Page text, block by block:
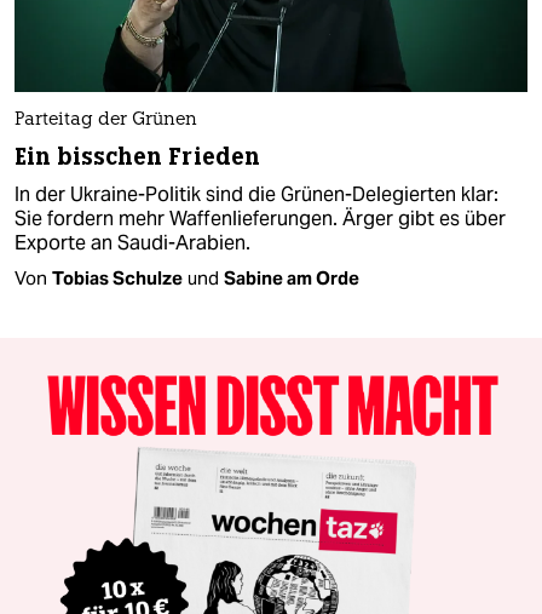
Parteitag der Grünen
Ein bisschen Frieden
In der Ukraine-Politik sind die Grünen-Delegierten klar:
Sie fordern mehr Waffenlieferungen. Ärger gibt es über
Exporte an Saudi-Arabien.
Von Tobias Schulze und Sabine am Orde